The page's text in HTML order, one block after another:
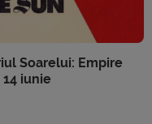
Soarelui: Empire
iunie